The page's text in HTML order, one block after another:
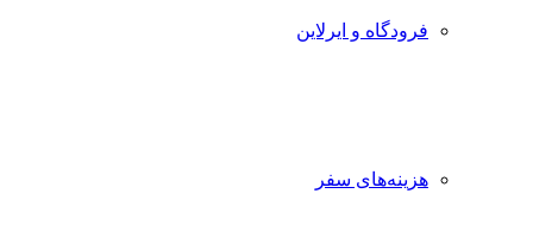
فرودگاه و ایرلاین
هزینه‌های سفر